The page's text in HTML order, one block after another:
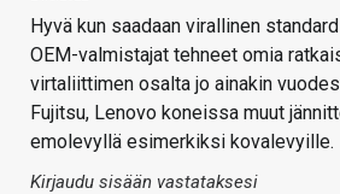
Hyvä kun saadaan virallinen
OEM-valmistajat tehneet omia
virtaliittimen osalta jo ainakin
Fujitsu, Lenovo koneissa muut
emolevyllä esimerkiksi kovalevyille.
Kirjaudu sisään vastataksesi